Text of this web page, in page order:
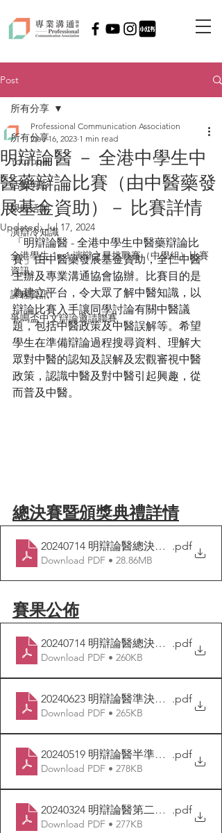
Post
所有分享
YouTube
活動剪影
限時活動
演辯冷知識
全港學生 1vs1 演辯之星挑戰賽（中學組）比賽
資訊
課程資訊
爭鳴盃中文辯論邀請聯賽
所有分享
明辯論醫 － 全港中學生中
醫藥辯論比賽（由中醫藥發
展基金資助）－ 比賽詳情
Professional Communication Association
Dec 16, 2023 1 min read
Updated:Jul 17, 2024
「明辯論醫 - 全港中學生中醫藥辯論比
賽」由中醫藥發展基金資助，全仁中醫
主辦及專業溝通協會協辦。比賽目的是
為建立平台，令大眾了解中醫知識，以
辯論比賽入手讓同學討論有關中醫議
題，包括中醫政策及中醫誤解等。希望
學生在準備辯論過程搜尋資料、理解大
眾對中醫的認知及誤解及宏觀審視中醫
政策，認識中醫及對中醫引起興趣，從
而普及中醫。
總決賽暨頒獎典禮詳情
20240714 明辯論醫總決賽暨頒獎典禮
.pdf
Download PDF • 28.86MB
賽果公佈
20240714 明辯論醫總決賽賽果及獎項
.pdf
Download PDF • 260KB
20240623 明辯論醫準決賽賽果公佈
.pdf
Download PDF • 265KB
20240519 明辯論醫半準決賽賽果公佈
.pdf
Download PDF • 278KB
20240324 明辯論醫第二回合初賽次日
.pdf
Download PDF • 277KB